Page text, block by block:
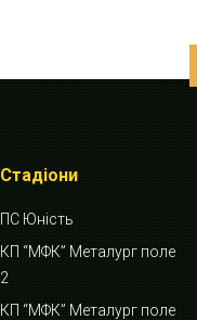
Стадіони
ПС Юність
КП “МФК” Металург поле
2
КП “МФК” Металург поле